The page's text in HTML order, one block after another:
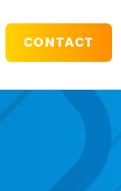
CONTACT